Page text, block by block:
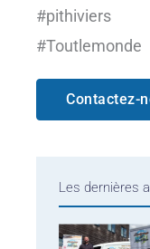
#pithiviers
#Toutlemonde
Contactez-
Les dernières